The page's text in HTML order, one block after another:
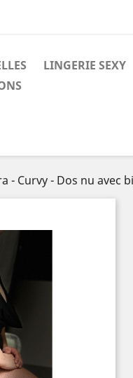
LINGERIE SEXY
- Curvy - Dos nu avec